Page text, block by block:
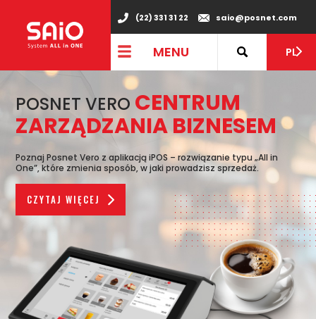
(22) 331 31 22 saio@posnet.com
MENU PL
POSNET VERO CENTRUM
ZARZĄDZANIA BIZNESEM
Poznaj Posnet Vero z aplikacją iPOS – rozwiązanie typu „All in
One”, które zmienia sposób, w jaki prowadzisz sprzedaż.
CZYTAJ WIĘCEJ